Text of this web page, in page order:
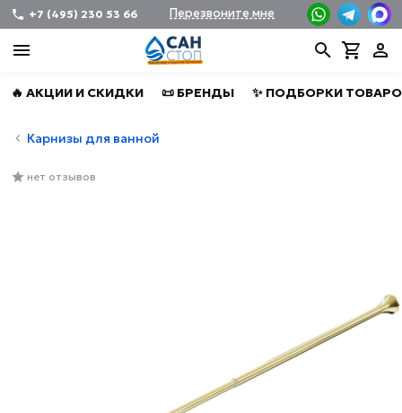
+7 (495) 230 53 66 Перезвоните мне
🔥 АКЦИИ И СКИДКИ 📜 БРЕНДЫ ✨ ПОДБОРКИ
Карнизы для ванной
нет отзывов